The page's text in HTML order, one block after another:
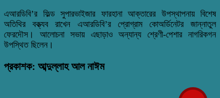
এআরডিবি’র ফিল্ড সুপারভাইজার ফারহানা আক্তারের উপস্থাপনায় বিশেষ
অতিথির বক্ত্যব রাখেন এআরডিবি’র প্রোগ্রাম কোঅর্ডিনেটর জান্নাতুল
ফেরদৌস। আলোচনা সভায় এছাড়াও অন্যান্য শ্রেণী-পেশার নাগরিকগন
উপস্থিত ছিলেন।
প্রকাশক: আব্দুল্লাহ আল নাঈম